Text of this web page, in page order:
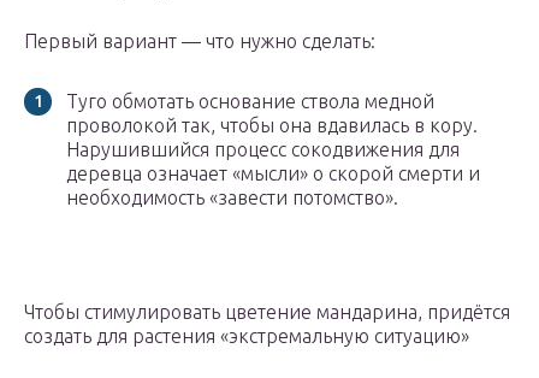
Первый вариант — что нужно сделать:
Туго обмотать основание ствола медной
проволокой так, чтобы она вдавилась в кору.
Нарушившийся процесс сокодвижения для
деревца означает «мысли» о скорой смерти и
необходимость «завести потомство».
Чтобы стимулировать цветение мандарина, придётся
создать для растения «экстремальную ситуацию»